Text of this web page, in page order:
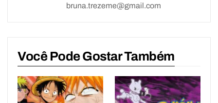
bruna.trezeme@gmail.com
Você Pode Gostar Também